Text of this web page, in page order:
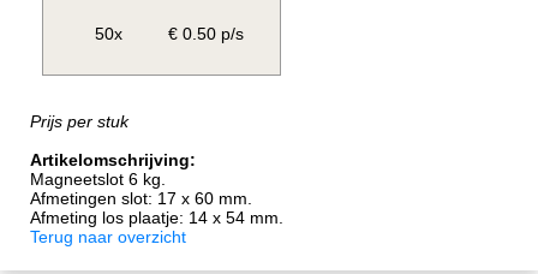
50x € 0.50 p/s
Prijs per stuk
Artikelomschrijving:
Magneetslot 6 kg.
Afmetingen slot: 17 x 60 mm.
Afmeting los plaatje: 14 x 54 mm.
Terug naar overzicht